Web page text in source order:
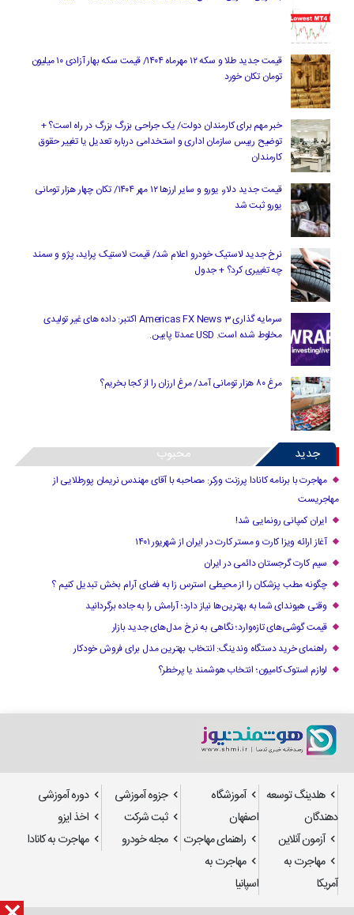
قیمت جدید طلا و سکه ۱۲ مهرماه ۱۴۰۴/ قیمت سکه بهار آزادی ۱۰ میلیون
تومان تکان خورد
خبر مهم برای کارمندان دولت/ یک جراحی بزرگ بزرگ در راه است؟ +
توضیح رییس سازمان اداری و استخدامی درباره تعدیل یا تغییر حقوق
کارمندان
قیمت جدید دلار، یورو و سایر ارزها ۱۲ مهر ۱۴۰۴/ تکان چهار هزار تومانی
یورو ثبت شد
نرخ جدید لاستیک خودرو اعلام شد/ قیمت لاستیک پراید، پژو و سمند
چه تغییری کرد؟ + جدول
سرمایه گذاری Americas FX News 3 اکتبر: داده های غیر تولیدی
مخلوط شده است. USD عمدتا پایین.
مرغ ۸۰ هزار تومانی آمد/ مرغ ارزان را از کجا بخریم؟
جدید محبوب
مهاجرت با برنامه کانادا پرزنت ورکر: مصاحبه با آقای مهندس نریمان پورطلایی از
مهاجریست
ایران کمپانی رونمایی شد!
آغاز ارائه ویزا کارت و مستر کارت در ایران از شهریور ۱۴۰۱
سیم کارت گرجستان دائمی در ایران
چگونه مطب پزشکان را از محیطی استرس زا به فضای آرام بخش تبدیل کنیم ؟
وقتی هیوندای شما به بهترین‌ها نیاز دارد؛ آرامش را به جاده برگردانید
قیمت گوشی‌های تازه‌وارد؛ نگاهی به نرخ مدل‌های جدید بازار
راهنمای خرید دستگاه وندینگ: انتخاب بهترین مدل برای فروش خودکار
لوازم استوک کامیون؛ انتخاب هوشمند یا پرخطر؟
هلدینگ توسعه
دهندگان
آموزشگاه
اصفهان
جزوه آموزشی
دوره آموزشی
ثبت شرکت
اخذ ایزو
آزمون آنلاین
راهنمای مهاجرت مجله خودرو
مهاجرت به کانادا
مهاجرت به
آمریکا
مهاجرت به
اسپانیا